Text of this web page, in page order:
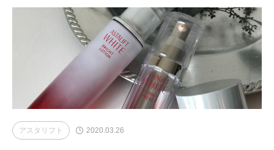
アスタリフト 2020.03.26